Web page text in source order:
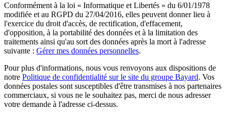
Conformément à la loi « Informatique et Libertés » du 6/01/1978
modifiée et au RGPD du 27/04/2016, elles peuvent donner lieu à
l'exercice du droit d'accès, de rectification, d'effacement,
d'opposition, à la portabilité des données et à la limitation des
traitements ainsi qu'au sort des données après la mort à l'adresse
suivante : Gérer mes données personnelles.
Pour plus d'informations, nous vous renvoyons aux dispositions de
notre Politique de confidentialité sur le site du groupe Bayard. Vos
données postales sont susceptibles d'être transmises à nos partenaires
commerciaux, si vous ne le souhaitez pas, merci de nous adresser
votre demande à l'adresse ci-dessus.